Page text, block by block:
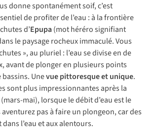
donne spontanément soif, c’est
de profiter de l’eau : à la frontière
d’Epupa(mot héréro signifiant
le paysage rocheux immaculé. Vous
», au pluriel : l’eau se divise en de
avant de plonger en plusieurs points
Unevue pittoresque et unique.
sont plus impressionnantes après la
mai), lorsque le débit d’eau est le
pas à faire un plongeon, car des
l’eau et aux alentours.